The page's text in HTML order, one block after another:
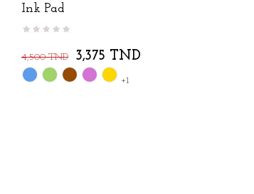
Ink Pad
4,500 TND 3,375 TND
Bleu Vert MarronMauveDoré
+1